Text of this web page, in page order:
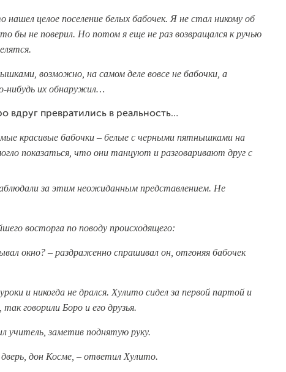
целое поселение белых бабочек. Я не стал никому об
бы не поверил. Но потом я еще не раз возвращался к ручью
возможно, на самом деле вовсе не бабочки, а
нибудь их обнаружил…
вдруг превратились в реальность…
красивые бабочки – белые с черными пятнышками на
показаться, что они танцуют и разговаривают друг с
за этим неожиданным представлением. Не
восторга по поводу происходящего:
окно? – раздраженно спрашивал он, отгоняя бабочек
и никогда не дрался. Хулито сидел за первой партой и
говорили Боро и его друзья.
учитель, заметив поднятую руку.
дверь, дон Косме, – ответил Хулито.